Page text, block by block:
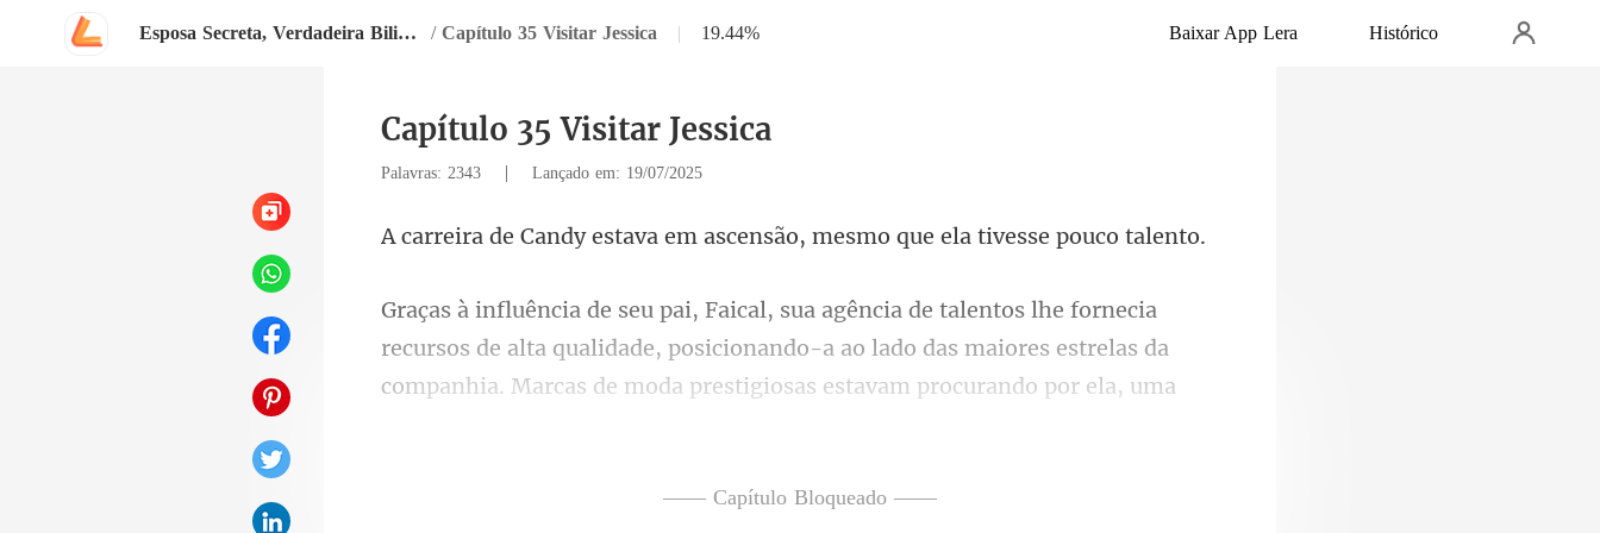
Esposa Secreta, Verdadeira Bilionária / Capítulo 35 Visitar Jessica | 19.44% Baixar App Lera Histórico
Capítulo 35 Visitar Jessica
Palavras: 2343 | Lançado em: 19/07/2025
a em ascensão, mesmo que
lta qualidade, posicionando-a ao lado das maiores estrelas da
companhia. Marcas de moda pr
—— Capítulo Bloqueado ——